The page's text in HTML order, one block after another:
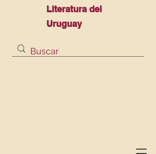
Literatura del
Uruguay